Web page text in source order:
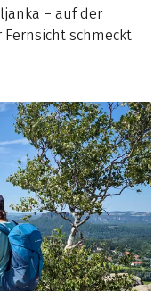
– auf der
schmeckt